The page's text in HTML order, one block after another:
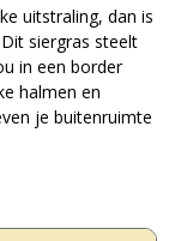
uitstraling, dan is
siergras steelt
in een border
halmen en
je buitenruimte